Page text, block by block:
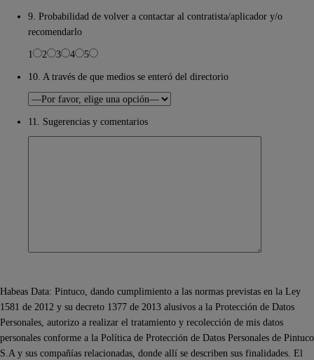
9. Probabilidad de volver a contactar al contratista/aplicador y/o
recomendarlo
1
2 3 4
5
10. A través de que medios se enteró del directorio
11. Sugerencias y comentarios
Habeas Data: Pintuco, dando cumplimiento a las normas previstas en la Ley
1581 de 2012 y su decreto 1377 de 2013 alusivos a la Protección de Datos
Personales, autorizo a realizar el tratamiento y recolección de mis datos
personales conforme a la Política de Protección de Datos Personales de Pintuco
S.A y sus compañías relacionadas, donde allí se describen sus finalidades. El